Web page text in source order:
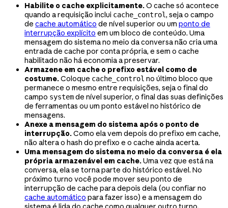
Habilite o cache explicitamente.O cache só acontece
quando a requisição inclui cache_control, seja o campo
de cache automático de nível superior ou um ponto de
interrupção explícito em um bloco de conteúdo. Uma
mensagem do sistema no meio da conversa não cria uma
entrada de cache por conta própria, e sem o cache
habilitado não há economia a preservar.
Armazene em cache o prefixo estável como de
costume.Coloque cache_control no último bloco que
permanece o mesmo entre requisições, seja o final do
campo systemde nível superior, o final das suas definições
de ferramentas ou um ponto estável no histórico de
mensagens.
Anexe a mensagem do sistema após o ponto de
interrupção.Como ela vem depois do prefixo em cache,
não altera o hash do prefixo e o cache ainda acerta.
Uma mensagem do sistema no meio da conversa é ela
própria armazenável em cache.Uma vez que está na
conversa, ela se torna parte do histórico estável. No
próximo turno você pode mover seu ponto de
interrupção de cache para depois dela (ou confiar no
cache automático para fazer isso) e a mensagem do